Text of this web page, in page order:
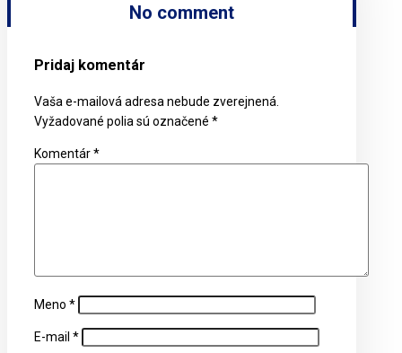
No comment
Pridaj komentár
Vaša e-mailová adresa nebude zverejnená.
Vyžadované polia sú označené *
Komentár*
Meno *
E-mail *